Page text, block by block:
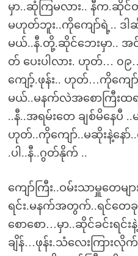
မှာ..ဆုံကြမလား.. နီက.ဆို
မဟုတ်ဘူး..ကိုကျော်ရဲ့.. ဒ
မယ်..နီ.တို့.ဆိုင်ဘေးမှာ.. အ
တ် ပေးပါလား. ဟုတ်… ၀
ကျော့်.ဖုန်း.. ဟုတ်…ကိုကျေ
မယ်..မနက်လဲအစောကြီးထရ
..နီ..အရမ်းတေ ချစ်မိနေပီ
ဟုတ်..ကိုကျော်..မဆိုးနဲ့နော်
.ပါ..နီ..ဂွတ်နိုက် ..
ကျော်ကြီး..ဝမ်းသာမှူတေမ
ရင်း.မနက်အတွက်..ရင်တေခု
စောစော…မှာ..ဆိုင်ခင်းရင်
ချိန်…ဖုန်း.သံလေးကြာ